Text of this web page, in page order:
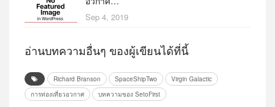
Sep 4, 2019
อ่านบทความอื่นๆ ของผู้เขียนได้ที่นี้
Richard Branson SpaceShipTwo
Virgin Galactic
การท่องเที่ยวอวกาศ
บทความของ SetoFirst